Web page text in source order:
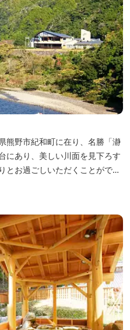
熊野市紀和町に在り、名勝「瀞
にあり、美しい川面を見下ろす
とお過ごしいただくことができ
社（熊野三山）、玉置神社が近
名所からも近いことから観光ア